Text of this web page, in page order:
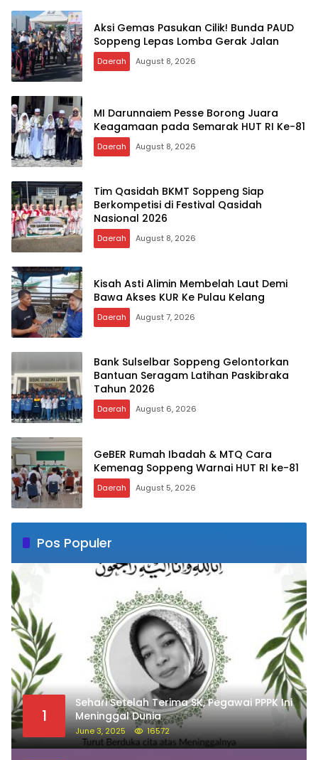
Aksi Gemas Pasukan Cilik! Bunda PAUD
Soppeng Lepas Lomba Gerak Jalan
Daerah August 8, 2026
MI Darunnaiem Pesse Borong Juara
Keagamaan pada Semarak HUT RI Ke-81
Daerah August 8, 2026
Tim Qasidah BKMT Soppeng Siap
Berkompetisi di Festival Qasidah
Nasional 2026
Daerah August 8, 2026
Kisah Asti Alimin Membelah Laut Demi
Bawa Akses KUR Ke Pulau Kelang
Daerah August 7, 2026
Bank Sulselbar Soppeng Gelontorkan
Bantuan Seragam Latihan Paskibraka
Tahun 2026
Daerah August 6, 2026
GeBER Rumah Ibadah & MTQ Cara
Kemenag Soppeng Warnai HUT RI ke-81
Daerah August 5, 2026
Pos Populer
1
Sehari Setelah Terima SK, Pegawai PPPK Ini
Meninggal Dunia
June 3, 2025 16572